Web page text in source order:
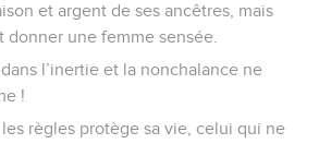
et argent de ses ancêtres, mais
donner une femme sensée.
l’inertie et la nonchalance ne
!
règles protège sa vie, celui qui ne